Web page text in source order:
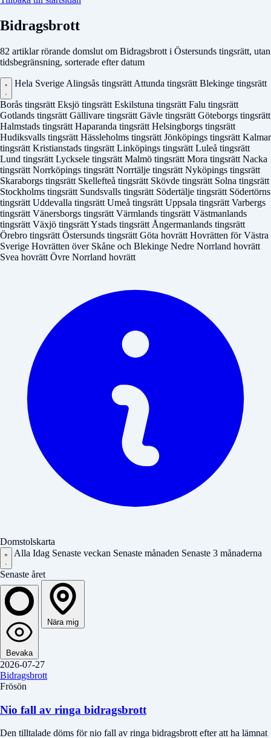
Bidragsbrott
82 artiklar rörande domslut om Bidragsbrott i Östersunds tingsrätt, utan
tidsbegränsning, sorterade efter datum
Hela Sverige Alingsås tingsrätt Attunda tingsrätt Blekinge tingsrätt
Borås tingsrätt Eksjö tingsrätt Eskilstuna tingsrätt Falu tingsrätt
Gotlands tingsrätt Gällivare tingsrätt Gävle tingsrätt Göteborgs tingsrätt
Halmstads tingsrätt Haparanda tingsrätt Helsingborgs tingsrätt
Hudiksvalls tingsrätt Hässleholms tingsrätt Jönköpings tingsrätt Kalmar
tingsrätt Kristianstads tingsrätt Linköpings tingsrätt Luleå tingsrätt
Lund tingsrätt Lycksele tingsrätt Malmö tingsrätt Mora tingsrätt Nacka
tingsrätt Norrköpings tingsrätt Norrtälje tingsrätt Nyköpings tingsrätt
Skaraborgs tingsrätt Skellefteå tingsrätt Skövde tingsrätt Solna tingsrätt
Stockholms tingsrätt Sundsvalls tingsrätt Södertälje tingsrätt Södertörns
tingsrätt Uddevalla tingsrätt Umeå tingsrätt Uppsala tingsrätt Varbergs
tingsrätt Vänersborgs tingsrätt Värmlands tingsrätt Västmanlands
tingsrätt Växjö tingsrättYstads tingsrätt Ångermanlands tingsrätt
Örebro tingsrätt Östersunds tingsrätt Göta hovrätt Hovrätten för Västra
Sverige Hovrätten över Skåne och Blekinge Nedre Norrland hovrätt
Svea hovrätt Övre Norrland hovrätt
Domstolskarta
Alla Idag Senaste veckan Senaste månaden Senaste 3 månaderna
Senaste året
Bevaka
Nära mig
2026-07-27
Bidragsbrott
Frösön
Nio fall av ringa bidragsbrott
Den tilltalade döms för nio fall av ringa bidragsbrott efter att ha lämnat